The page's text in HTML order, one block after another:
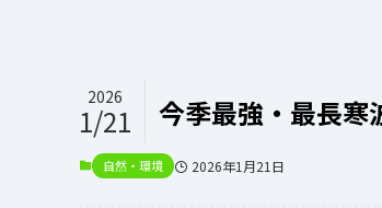
今季最強・最長寒
2026
1/21
自然・環境 2026年1月21日